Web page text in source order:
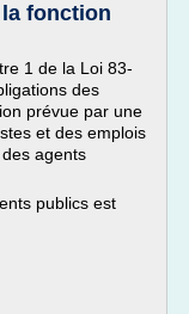
fonction
1 de la Loi 83-
des
prévue par une
et des emplois
agents
publics est